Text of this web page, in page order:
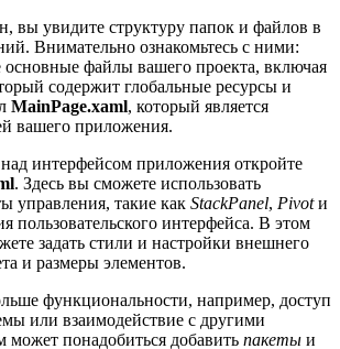
вы увидите структуру папок и файлов в
Внимательно ознакомьтесь с ними:
основные файлы вашего проекта, включая
содержит глобальные ресурсы и
MainPage.xaml, который является
вашего приложения.
интерфейсом приложения откройте
. Здесь вы сможете использовать
управления, такие как StackPanel, Pivotи
пользовательского интерфейса. В этом
задать стили и настройки внешнего
и размеры элементов.
функциональности, например, доступ
или взаимодействие с другими
понадобиться добавить пакеты и